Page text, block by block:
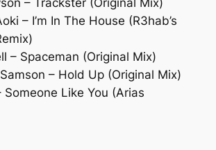
– I’m In The House (R3hab’s
– Spaceman (Original Mix)
– Hold Up (Original Mix)
Someone Like You (Arias